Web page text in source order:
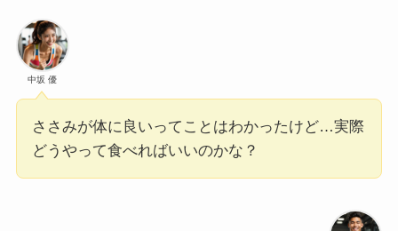
中坂 優
ささみが体に良いってことはわかったけど…実際
どうやって食べればいいのかな？